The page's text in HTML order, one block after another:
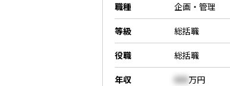
職種 企画・管理
等級 総括職
役職 総括職
年収 000 万円